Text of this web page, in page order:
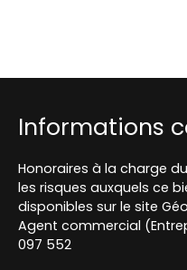
Informations
Honoraires à la charge
les risques auxquels ce
disponibles sur le site
Agent commercial
097 552